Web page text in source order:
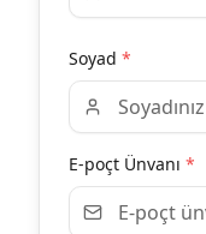
Soyad *
E-poçt Ünvanı *